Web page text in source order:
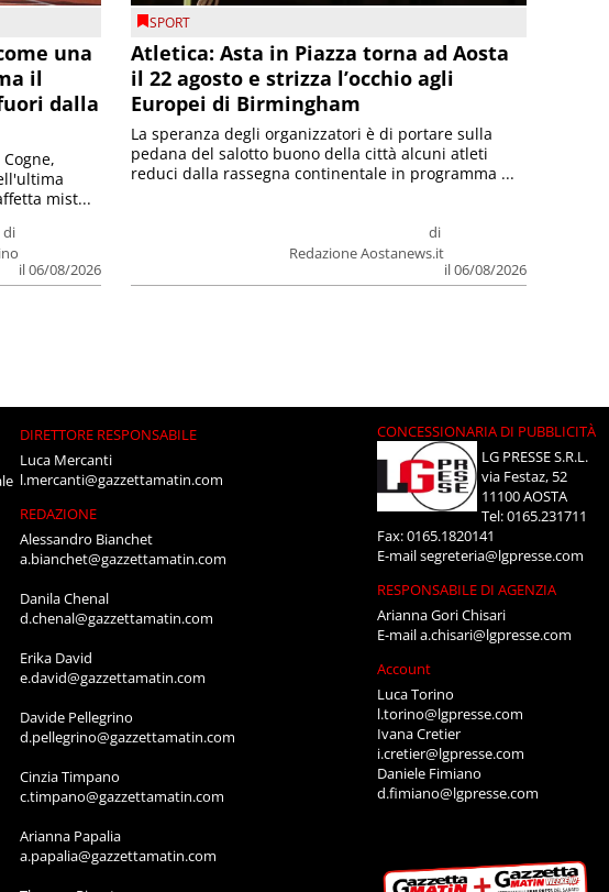
una
il
dalla
di
il 06/08/2026
mist...
SPORT
Atletica: Asta in Piazza torna ad Aosta
il 22 agosto e strizza l’occhio agli
Europei di Birmingham
di
Redazione Aostanews.it
il 06/08/2026
La speranza degli organizzatori è di portare sulla
pedana del salotto buono della città alcuni atleti
reduci dalla rassegna continentale in programma ...
DIRETTORE RESPONSABILE
Luca Mercanti
l.mercanti@gazzettamatin.com
REDAZIONE
Alessandro Bianchet
a.bianchet@gazzettamatin.com
Danila Chenal
d.chenal@gazzettamatin.com
Erika David
e.david@gazzettamatin.com
Davide Pellegrino
d.pellegrino@gazzettamatin.com
Cinzia Timpano
c.timpano@gazzettamatin.com
Arianna Papalia
a.papalia@gazzettamatin.com
CONCESSIONARIA DI PUBBLICITÀ
LG PRESSE S.R.L.
via Festaz, 52
11100 AOSTA
Tel: 0165.231711
Fax: 0165.1820141
E-mailsegreteria@lgpresse.com
RESPONSABILE DI AGENZIA
Arianna Gori Chisari
E-maila.chisari@lgpresse.com
Account
Luca Torino
l.torino@lgpresse.com
Ivana Cretier
i.cretier@lgpresse.com
Daniele Fimiano
d.fimiano@lgpresse.com